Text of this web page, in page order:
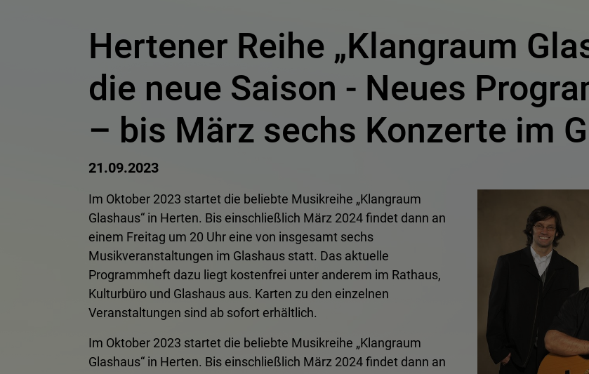
Hertener Reihe „Klangraum
die neue Saison - Neues
– bis März sechs Konzerte im
21.09.2023
Im Oktober 2023 startet die beliebte Musikreihe „Klangraum
Glashaus“ in Herten. Bis einschließlich März 2024 findet dann an
einem Freitag um 20 Uhr eine von insgesamt sechs
Musikveranstaltungen im Glashaus statt. Das aktuelle
Programmheft dazu liegt kostenfrei unter anderem im Rathaus,
Kulturbüro und Glashaus aus. Karten zu den einzelnen
Veranstaltungen sind ab sofort erhältlich.
Im Oktober 2023 startet die beliebte Musikreihe „Klangraum
Glashaus“ in Herten. Bis einschließlich März 2024 findet dann an